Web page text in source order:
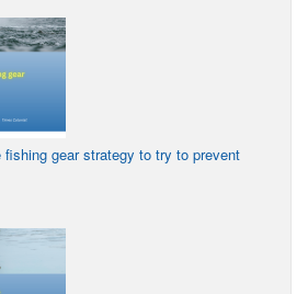
fishing gear strategy to try to prevent